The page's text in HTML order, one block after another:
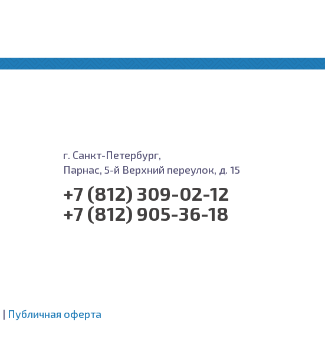
г. Санкт-Петербург,
Парнас, 5-й Верхний переулок, д. 15
+7 (812) 309-02-12
+7 (812) 905-36-18
| Публичная оферта